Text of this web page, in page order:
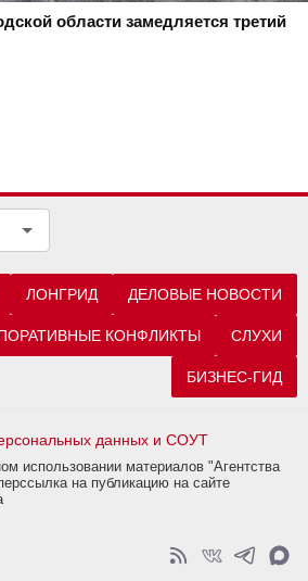
области замедляется третий
ЛОНГРИД ДЕЛОВЫЕ НОВОСТИ
КОНФЛИКТЫ СЛУХИ
БИЗНЕС-ГИД
данных и СОУТ
использовании материалов "Агентства
на публикацию на сайте